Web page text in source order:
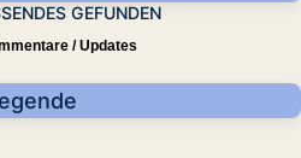
GEFUNDEN
/ Updates